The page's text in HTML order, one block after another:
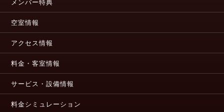
空室情報
アクセス情報
料金・客室情報
サービス・設備情報
料金シミュレーション